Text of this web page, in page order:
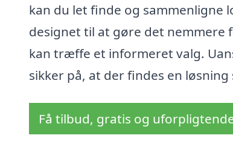
kan du let finde og
designet til at gøre det nemmere
kan træffe et informeret valg.
sikker på, at der findes en
Få tilbud, gratis og